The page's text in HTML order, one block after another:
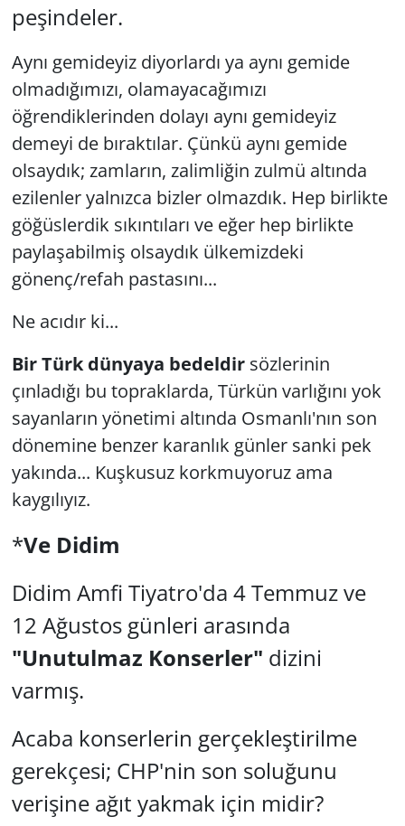
peşindeler.
Aynı gemideyiz diyorlardı ya aynı gemide
olmadığımızı, olamayacağımızı
öğrendiklerinden dolayı aynı gemideyiz
demeyi de bıraktılar. Çünkü aynı gemide
olsaydık; zamların, zalimliğin zulmü altında
ezilenler yalnızca bizler olmazdık. Hep birlikte
göğüslerdik sıkıntıları ve eğer hep birlikte
paylaşabilmiş olsaydık ülkemizdeki
gönenç/refah pastasını...
Ne acıdır ki...
Bir Türk dünyaya bedeldirsözlerinin
çınladığı bu topraklarda, Türkün varlığını yok
sayanların yönetimi altında Osmanlı'nın son
dönemine benzer karanlık günler sanki pek
yakında... Kuşkusuz korkmuyoruz ama
kaygılıyız.
*Ve Didim
Didim Amfi Tiyatro'da 4 Temmuz ve
12 Ağustos günleri arasında
"Unutulmaz Konserler" dizini
varmış.
Acaba konserlerin gerçekleştirilme
gerekçesi; CHP'nin son soluğunu
verişine ağıt yakmak için midir?